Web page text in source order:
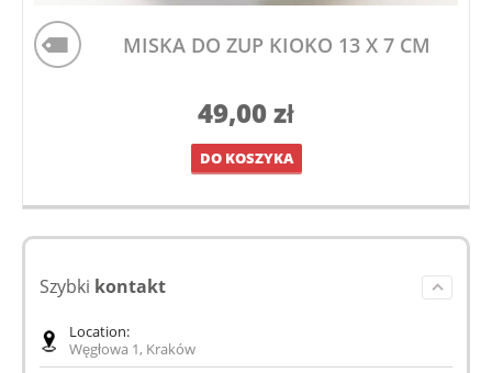
MISKA DO ZUP KIOKO 13 X 7 CM
49,00zł
DO KOSZYKA
Szybki kontakt
Location:
Węgłowa 1, Kraków